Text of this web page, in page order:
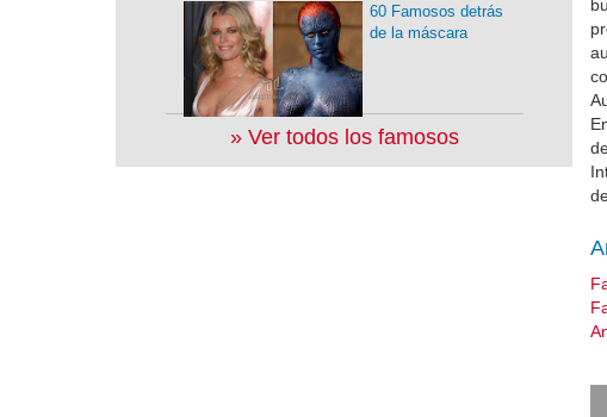
60 Famosos detrás
de la máscara
» Ver todos los famosos